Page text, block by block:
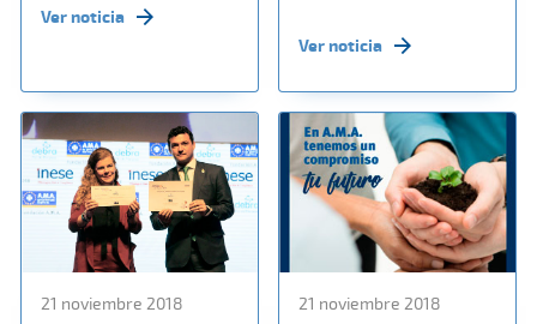
Ver noticia
Ver noticia
21 noviembre 2018 21 noviembre 2018